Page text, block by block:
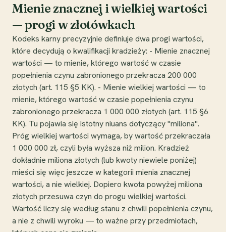
Mienie znacznej i wielkiej wartości
— progi w złotówkach
Kodeks karny precyzyjnie definiuje dwa progi wartości,
które decydują o kwalifikacji kradzieży: - Mienie znacznej
wartości — to mienie, którego wartość w czasie
popełnienia czynu zabronionego przekracza 200 000
złotych (art. 115 §5 KK). - Mienie wielkiej wartości — to
mienie, którego wartość w czasie popełnienia czynu
zabronionego przekracza 1 000 000 złotych (art. 115 §6
KK). Tu pojawia się istotny niuans dotyczący "miliona".
Próg wielkiej wartości wymaga, by wartość przekraczała
1 000 000 zł, czyli była wyższa niż milion. Kradzież
dokładnie miliona złotych (lub kwoty niewiele poniżej)
mieści się więc jeszcze w kategorii mienia znacznej
wartości, a nie wielkiej. Dopiero kwota powyżej miliona
złotych przesuwa czyn do progu wielkiej wartości.
Wartość liczy się według stanu z chwili popełnienia czynu,
a nie z chwili wyroku — to ważne przy przedmiotach,